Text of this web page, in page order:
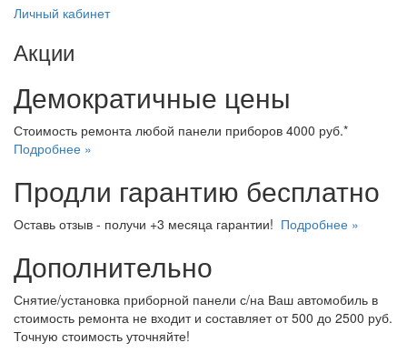
Личный кабинет
Акции
Демократичные цены
Стоимость ремонта любой панели приборов 4000 руб.*
Подробнее »
Продли гарантию бесплатно
Оставь отзыв - получи +3 месяца гарантии! Подробнее »
Дополнительно
Снятие/установка приборной панели с/на Ваш автомобиль в
стоимость ремонта не входит и составляет от 500 до 2500 руб.
Точную стоимость уточняйте!